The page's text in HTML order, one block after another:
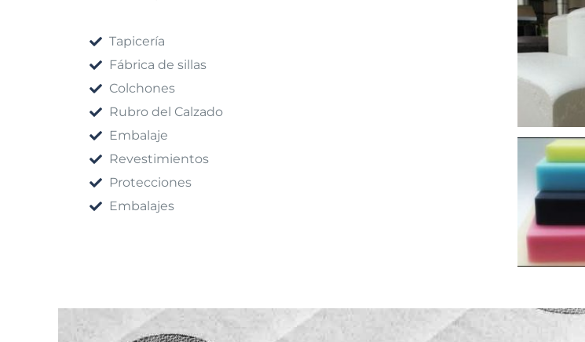
Tapicería
Fábrica de sillas
Colchones
Rubro del Calzado
Embalaje
Revestimientos
Protecciones
Embalajes